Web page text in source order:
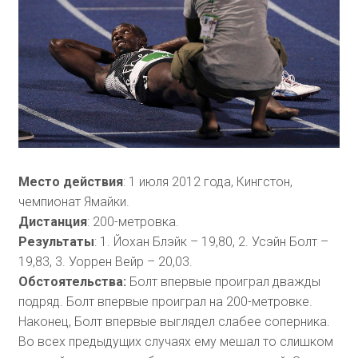
Место действия: 1 июля 2012 года, Кингстон,
чемпионат Ямайки.
Дистанция: 200-метровка.
Результаты: 1. Йохан Блэйк – 19,80, 2. Усэйн Болт –
19,83, 3. Уоррен Вейр – 20,03.
Обстоятельства: Болт впервые проиграл дважды
подряд. Болт впервые проиграл на 200-метровке.
Наконец, Болт впервые выглядел слабее соперника.
Во всех предыдущих случаях ему мешал то слишком